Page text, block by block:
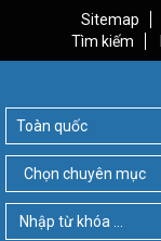
Sitemap
Tìm kiếm